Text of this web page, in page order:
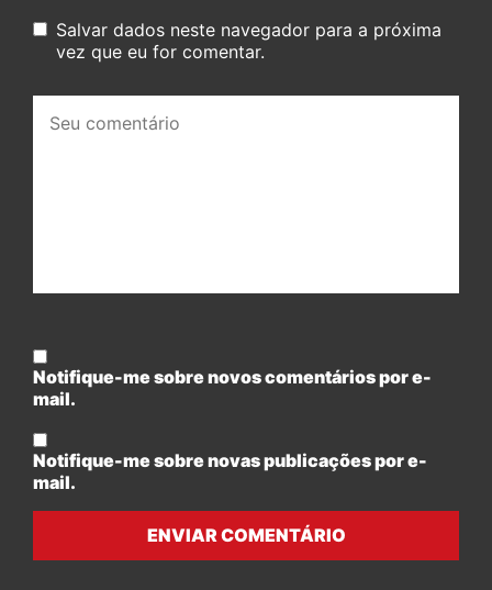
Salvar dados neste navegador para a próxima
vez que eu for comentar.
comentário:
Notifique-me sobre novos comentários por e-
mail.
Notifique-me sobre novas publicações por e-
mail.
ENVIAR COMENTÁRIO